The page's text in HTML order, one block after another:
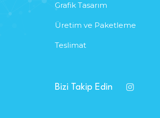
Grafik Tasarım
Üretim ve Paketleme
Teslimat
Bizi Takip Edin